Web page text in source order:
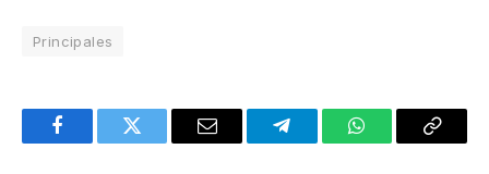
Principales
FacebookTwitter Email TelegramWhatsAppCopy